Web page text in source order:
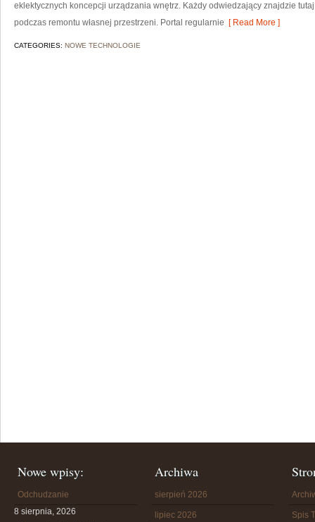
eklektycznych koncepcji urządzania wnętrz. Każdy odwiedzający znajdzie
podczas remontu własnej przestrzeni. Portal regularnie [ Read More ]
CATEGORIES: NOWE TECHNOLOGIE
Nowe wpisy:
Odchudzanie
8 sierpnia, 2026
Archiwa
sierpień 2026
lipiec 2026 Spis